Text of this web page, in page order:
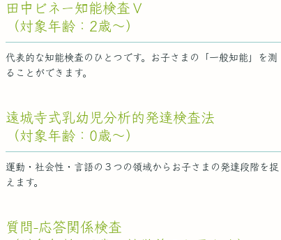
田中ビネー知能検査Ⅴ
（対象年齢：2歳〜）
代表的な知能検査のひとつです。お子さまの「一般知能」を測
ることができます。
遠城寺式乳幼児分析的発達検査法
（対象年齢：0歳〜）
運動・社会性・言語の３つの領域からお子さまの発達段階を捉
えます。
質問-応答関係検査